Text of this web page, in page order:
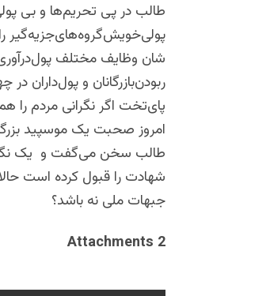
طالب در پی تحریم‌ها و بی
پولی‌خویش‌گروه‌های‌جزیه‌گیر
شان وظایف مختلف
ربودن‌بازرگانان و پول‌داران
پای‌تخت اگر نگرانی مردم را
امروز صحبت یک موسپید
طالب سخن می‌گفت و یک
شهادت را قبول کرده است‌
جبهات ملی نه باشد؟
2 Attachments